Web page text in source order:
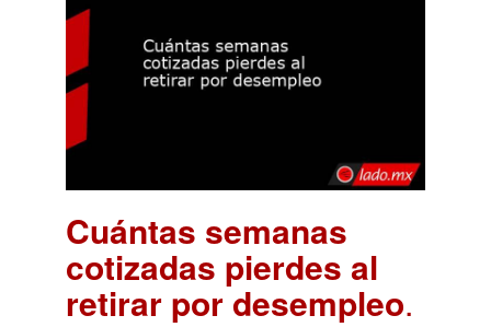
Cuántas semanas
cotizadas pierdes al
retirar por desempleo.